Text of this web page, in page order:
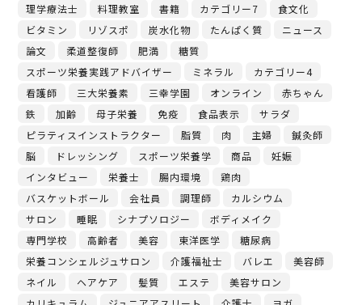
理学療法士
料理教室 書籍 カテゴリー7
食文化
ビタミン
リゾスポ 炭水化物 たんぱく質
ニュース
論文
柔道整復師 肥満
糖質
スポーツ栄養実践アドバイザー
ミネラル
カテゴリー4
看護師
三大栄養素 三幸学園 オンライン
赤ちゃん
鉄
加齢 母子栄養 免疫 食品表示
サラダ
ピラティスインストラクター
脂質 肉 主婦
鍼灸師
脳
ドレッシング スポーツ栄養学 商品
妊娠
インタビュー
栄養士 腸内環境
鶏肉
バスケットボール
会社員 調理師
カルシウム
サロン
睡眠 シナプソロジー
ボディメイク
専門学校
高齢者 美容 東洋医学
糖尿病
栄養コンシェルジュサロン
介護福祉士 バレエ
美容師
ネイル
ヘアケア 髪質 エステ
美容サロン